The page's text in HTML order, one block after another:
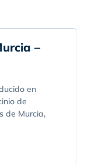
–
en
de
de Murcia,